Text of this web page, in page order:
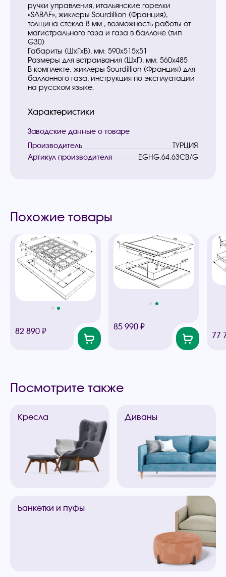
ручки управления, итальянские горелки
«SABAF», жиклеры Sourdillion (Франция),
толщина стекла 8 мм., возможность работы от
магистрального газа и газа в баллоне (тип
G30)
Габариты (ШхГхВ), мм: 590х515х51
Размеры для встраивания (ШхГ), мм: 560х485
В комплекте: жиклеры Sourdillion (Франция) для
баллонного газа, инструкция по эксплуатации
на русском языке.
Характеристики
Заводские данные о товаре
Производитель
ТУРЦИЯ
Артикул производителя
EGHG.64.63CB/G
Похожие товары
82 890 ₽
85 990 ₽
77
Посмотрите также
Кресла Диваны
Банкетки и пуфы